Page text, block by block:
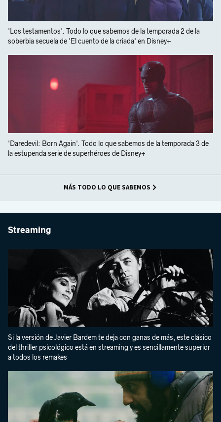
'Los testamentos'. Todo lo que sabemos de la temporada 2 de la
soberbia secuela de 'El cuento de la criada' en Disney+
'Daredevil: Born Again'. Todo lo que sabemos de la temporada 3 de
la estupenda serie de superhéroes de Disney+
MÁS TODO LO QUE SABEMOS
Streaming
Si la versión de Javier Bardem te deja con ganas de más, este clásico
del thriller psicológico está en streaming y es sencillamente superior
a todos los remakes